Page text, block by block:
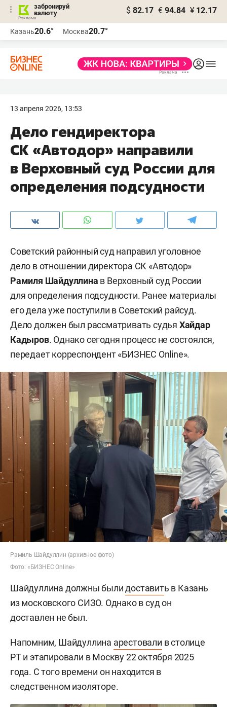
забронируй
валюту
$ 82.17 € 94.84 ¥ 12.17
Казань20.6° Москва20.7°
13 апреля 2026, 13:53
Дело гендиректора
СК «Автодор» направили
в Верховный суд России для
определения подсудности
Советский районный суд направил уголовное
дело в отношении директора СК «Автодор»
Рамиля Шайдуллина в Верховный суд России
для определения подсудности. Ранее материалы
его дела уже поступили в Советский райсуд.
Дело должен был рассматривать судья Хайдар
Кадыров. Однако сегодня процесс не состоялся,
передает корреспондент «БИЗНЕС Online».
Рамиль Шайдуллин (архивное фото)
Фото: «БИЗНЕС Online»
Шайдуллина должны былидоставить в Казань
из московского СИЗО. Однако в суд он
доставлен не был.
Напомним, Шайдуллина арестовали в столице
РТ и этапировали в Москву 22 октября 2025
года. С того времени он находится в
следственном изоляторе.